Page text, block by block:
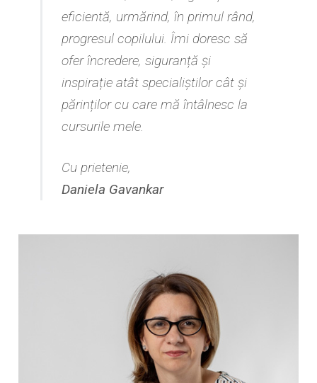
eficientă, urmărind, în primul rând,
progresul copilului. Îmi doresc să
ofer încredere, siguranță și
inspirație atât specialiștilor cât și
părinților cu care mă întâlnesc la
cursurile mele.
Cu prietenie,
Daniela Gavankar